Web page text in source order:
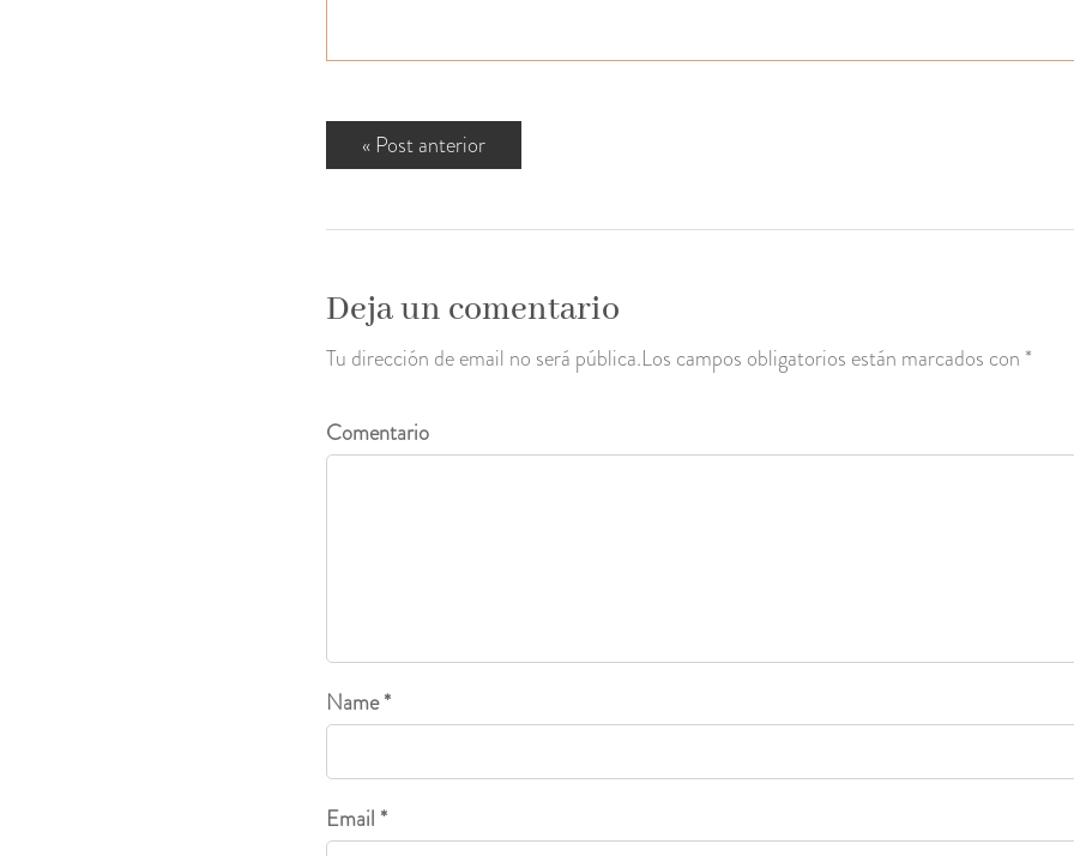
« Post anterior
Deja un comentario
Tu dirección de email no será pública.Los campos obligatorios están marcados con *
Comentario
Name *
Email *